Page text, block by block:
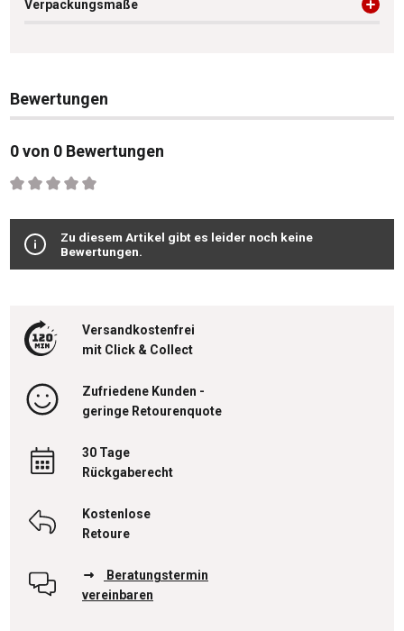
Verpackungsmaße
Bewertungen
0 von 0 Bewertungen
Durchschnittliche Bewertung von 0 von 5 Sternen
Zu diesem Artikel gibt es leider noch keine
Bewertungen.
Versandkostenfrei
mit Click & Collect
Zufriedene Kunden -
geringe Retourenquote
30 Tage
Rückgaberecht
Kostenlose
Retoure
Beratungstermin
vereinbaren